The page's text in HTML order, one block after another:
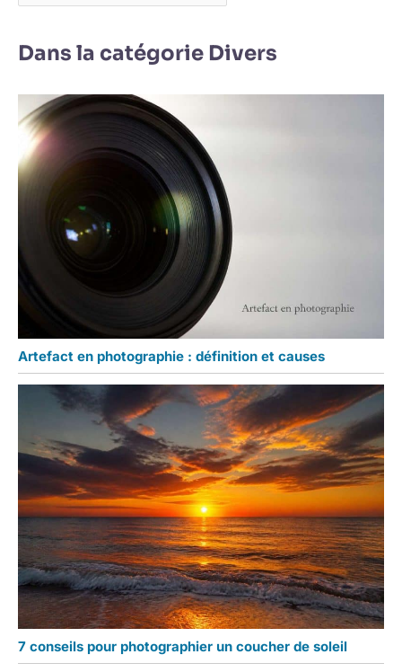
Dans la catégorie Divers
Artefact en photographie : définition et causes
7 conseils pour photographier un coucher de soleil